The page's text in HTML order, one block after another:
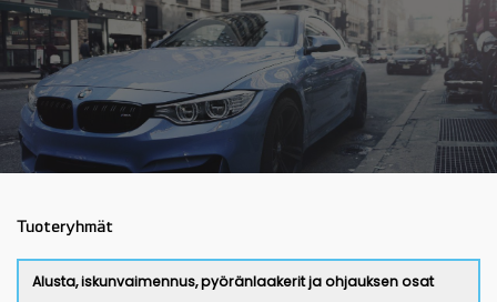
Tuoteryhmät
Alusta, iskunvaimennus, pyöränlaakerit ja ohjauksen osat